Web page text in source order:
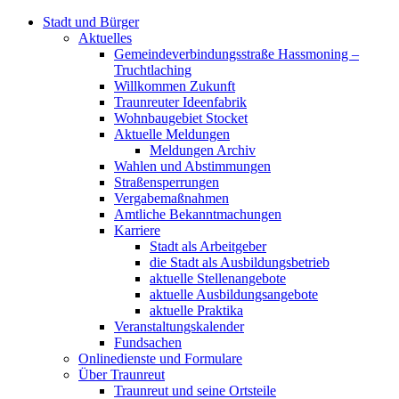
Stadt und Bürger
Aktuelles
Gemeindeverbindungsstraße Hassmoning –
Truchtlaching
Willkommen Zukunft
Traunreuter Ideenfabrik
Wohnbaugebiet Stocket
Aktuelle Meldungen
Meldungen Archiv
Wahlen und Abstimmungen
Straßensperrungen
Vergabemaßnahmen
Amtliche Bekanntmachungen
Karriere
Stadt als Arbeitgeber
die Stadt als Ausbildungsbetrieb
aktuelle Stellenangebote
aktuelle Ausbildungsangebote
aktuelle Praktika
Veranstaltungskalender
Fundsachen
Onlinedienste und Formulare
Über Traunreut
Traunreut und seine Ortsteile